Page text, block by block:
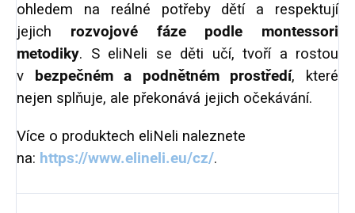
ohledem na reálné potřeby dětí a respektují
jejich rozvojové fáze podle montessori
metodiky. S eliNeli se děti učí, tvoří a rostou
v bezpečném a podnětném prostředí, které
nejen splňuje, ale překonává jejich očekávání.
Více o produktech eliNeli naleznete
na: https://www.elineli.eu/cz/.